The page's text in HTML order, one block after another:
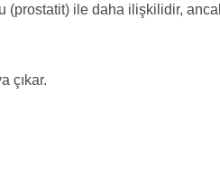
(prostatit) ile daha ilişkilidir,
çıkar.